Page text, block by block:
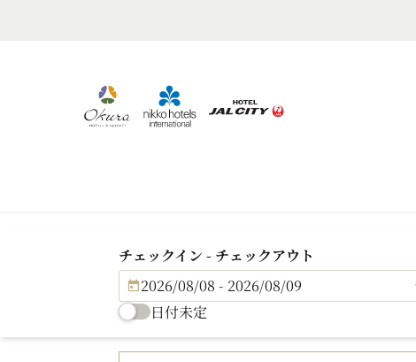
チェックイン - チェックアウト
2026/08/08 - 2026/08/09
日付未定